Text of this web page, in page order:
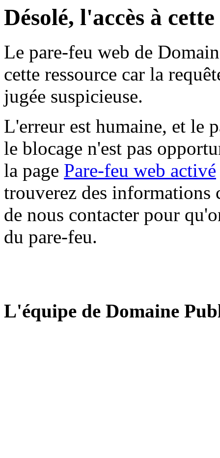
Désolé, l'accès à
Le pare-feu web de
cette ressource car la
jugée suspicieuse.
L'erreur est humaine, et le
le blocage n'est pas
la page Pare-feu web activé
trouverez des informations
de nous contacter pour
du pare-feu.
L'équipe de Domaine